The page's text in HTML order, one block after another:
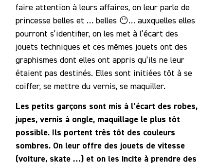
faire attention à leurs affaires, on leur parle de
princesse belles et … belles 😶… auxquelles elles
pourront s’identifier, on les met à l’écart des
jouets techniques et ces mêmes jouets ont des
graphismes dont elles ont appris qu’ils ne leur
étaient pas destinés. Elles sont initiées tôt à se
coiffer, se mettre du vernis, se maquiller.
Les petits garçons sont mis à l’écart des robes,
jupes, vernis à ongle, maquillage le plus tôt
possible. Ils portent très tôt des couleurs
sombres. On leur offre des jouets de vitesse
(voiture, skate …) et on les incite à prendre des